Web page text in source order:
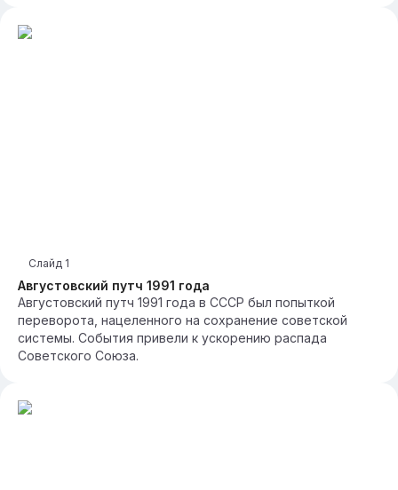
Августовский путч 1991 года
Слайд 1
Августовский путч 1991 года в СССР был попыткой
переворота, нацеленного на сохранение советской
системы. События привели к ускорению распада
Советского Союза.